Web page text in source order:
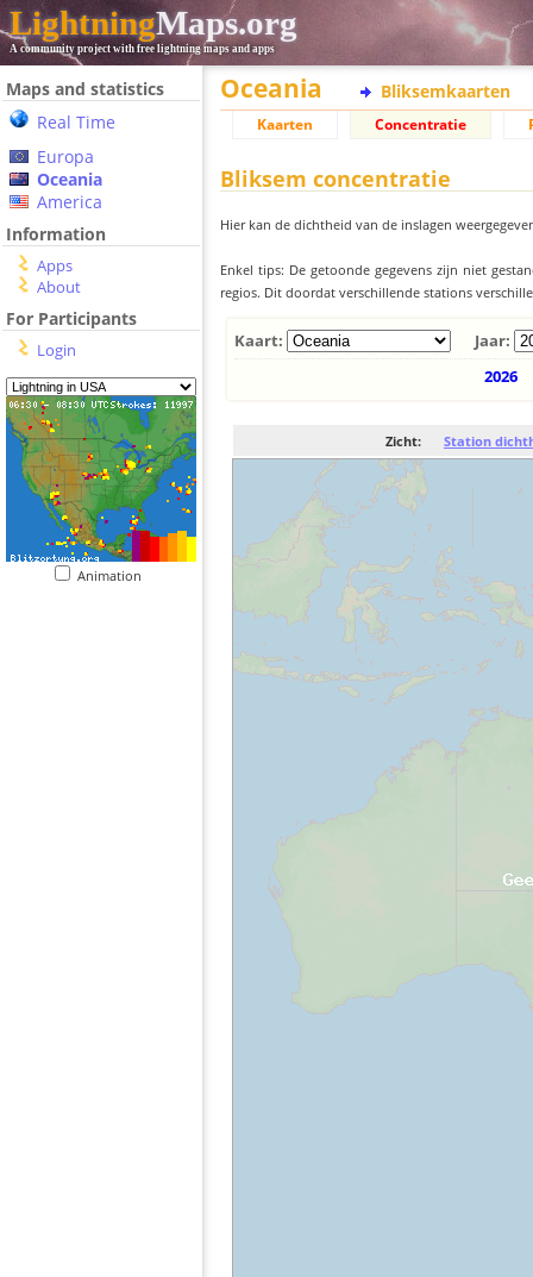
LightningMaps.org
A community project with free lightning maps and apps
Maps and statistics
Real Time
Europa
Oceania
America
Information
Apps
About
For Participants
Login
Animation
Oceania Bliksemkaarten
Kaarten Concentratie
Bliksem concentratie
Hier kan de dichtheid van de inslagen
Enkel tips: De getoonde gegevens zijn niet
regios. Dit doordat verschillende stations
Kaart:
Jaar:
2026
Zicht: Station